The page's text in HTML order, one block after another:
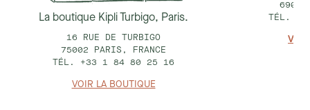
La boutique Kipli Turbigo, Paris.
16 RUE DE TURBIGO
75002 PARIS, FRANCE
TÉL. +33 1 84 80 25 16
VOIR LA BOUTIQUE
69002
TÉL.